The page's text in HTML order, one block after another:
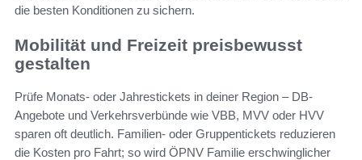
die besten Konditionen zu sichern.
Mobilität und Freizeit preisbewusst
gestalten
Prüfe Monats- oder Jahrestickets in deiner Region – DB-
Angebote und Verkehrsverbünde wie VBB, MVV oder HVV
sparen oft deutlich. Familien- oder Gruppentickets reduzieren
die Kosten pro Fahrt; so wird ÖPNV Familie erschwinglicher